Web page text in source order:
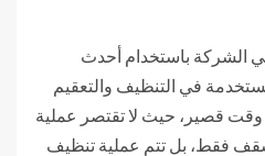
الشركة باستخدام أحدث
في التنظيف والتعقيم
وقت قصير، حيث لا تقتصر عملية
فقط، بل تتم عملية تنظيف